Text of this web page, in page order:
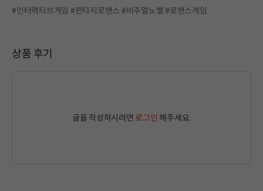
#인터랙티브게임 #판타지로맨스 #비주얼노벨 #로맨스게임
상품 후기
글을 작성하시려면 로그인 해주세요.